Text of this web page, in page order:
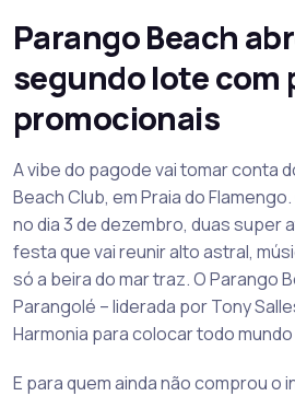
Parango Beach
segundo lote com
promocionais
A vibe do pagode vai tomar conta
Beach Club, em Praia do
no dia 3 de dezembro, duas super
festa que vai reunir alto astral,
só a beira do mar traz. O Parango
Parangolé – liderada por Tony
Harmonia para colocar todo
E para quem ainda não comprou o